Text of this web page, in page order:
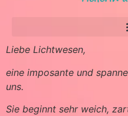
Liebe Lichtwesen,
eine imposante und
uns.
Sie beginnt sehr weich,